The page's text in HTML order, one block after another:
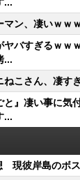
マン、凄いｗｗ
ヤバすぎるｗｗ
...
ねこさん、凄
と』凄い事に気
...
現彼岸島のボ